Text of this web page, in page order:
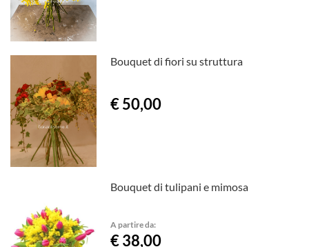
Bouquet di fiori su struttura
€ 50,00
Bouquet di tulipani e mimosa
A partire da:
€ 38,00